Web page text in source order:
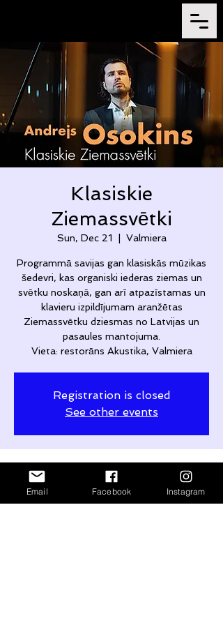
Klasiskie
Ziemassvētki
Sun, Dec 21 Valmiera
Programmā savijas gan klasiskās mūzikas
šedevri, kas organiski iederas ziemas un
svētku noskaņā, gan arī atpazīstamas un
klavieru izpildījumam aranžētas
Ziemassvētku dziesmas no Latvijas un
pasaules mantojuma.
Vieta: restorāns Akustika, Valmiera
Registration is closed
See other events
Time & Location
Dec 21, 2025, 7:00 PM – 10:00 PM
Email Facebook Instagram